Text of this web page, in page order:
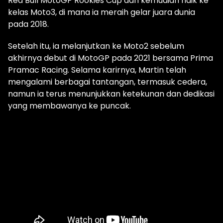
kelas Moto3, di mana ia meraih gelar juara dunia
pada 2018.
Setelah itu, ia melanjutkan ke Moto2 sebelum
akhirnya debut di MotoGP pada 2021 bersama Prima
Pramac Racing. Selama karirnya, Martin telah
mengalami berbagai tantangan, termasuk cedera,
namun ia terus menunjukkan ketekunan dan dedikasi
yang membawanya ke puncak.